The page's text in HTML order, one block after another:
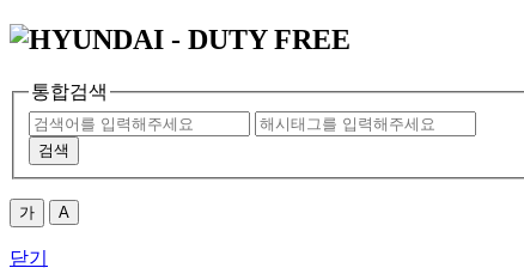
통합검색
검색
가 A
닫기